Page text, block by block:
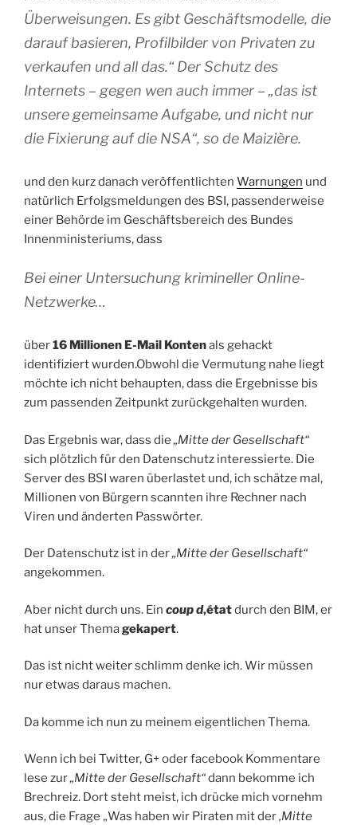
Überweisungen. Es gibt Geschäftsmodelle, die
darauf basieren, Profilbilder von Privaten zu
verkaufen und all das.“ Der Schutz des
Internets – gegen wen auch immer – „das ist
unsere gemeinsame Aufgabe, und nicht nur
die Fixierung auf die NSA“, so de Maizière.
und den kurz danach veröffentlichten Warnungen und
natürlich Erfolgsmeldungen des BSI, passenderweise
einer Behörde im Geschäftsbereich des Bundes
Innenministeriums, dass
Bei einer Untersuchung krimineller Online-
Netzwerke…
über16 Millionen E-Mail Kontenals gehackt
identifiziert wurden.Obwohl die Vermutung nahe liegt
möchte ich nicht behaupten, dass die Ergebnisse bis
zum passenden Zeitpunkt zurückgehalten wurden.
Das Ergebnis war, dass die„Mitte der Gesellschaft“
sich plötzlich für den Datenschutz interessierte. Die
Server des BSI waren überlastet und, ich schätze mal,
Millionen von Bürgern scannten ihre Rechner nach
Viren und änderten Passwörter.
Der Datenschutz ist in der„Mitte der Gesellschaft“
angekommen.
Aber nicht durch uns. Ein coup d‚étatdurch den BIM, er
hat unser Themagekapert.
Das ist nicht weiter schlimm denke ich. Wir müssen
nur etwas daraus machen.
Da komme ich nun zu meinem eigentlichen Thema.
Wenn ich bei Twitter, G+ oder facebook Kommentare
lese zur„Mitte der Gesellschaft“dann bekomme ich
Brechreiz. Dort steht meist, ich drücke mich vornehm
aus, die Frage „Was haben wir Piraten mit der‚Mitte